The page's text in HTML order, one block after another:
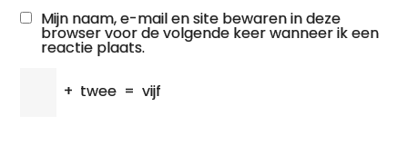
Mijn naam, e-mail en site bewaren in deze
browser voor de volgende keer wanneer ik een
reactie plaats.
+ twee = vijf